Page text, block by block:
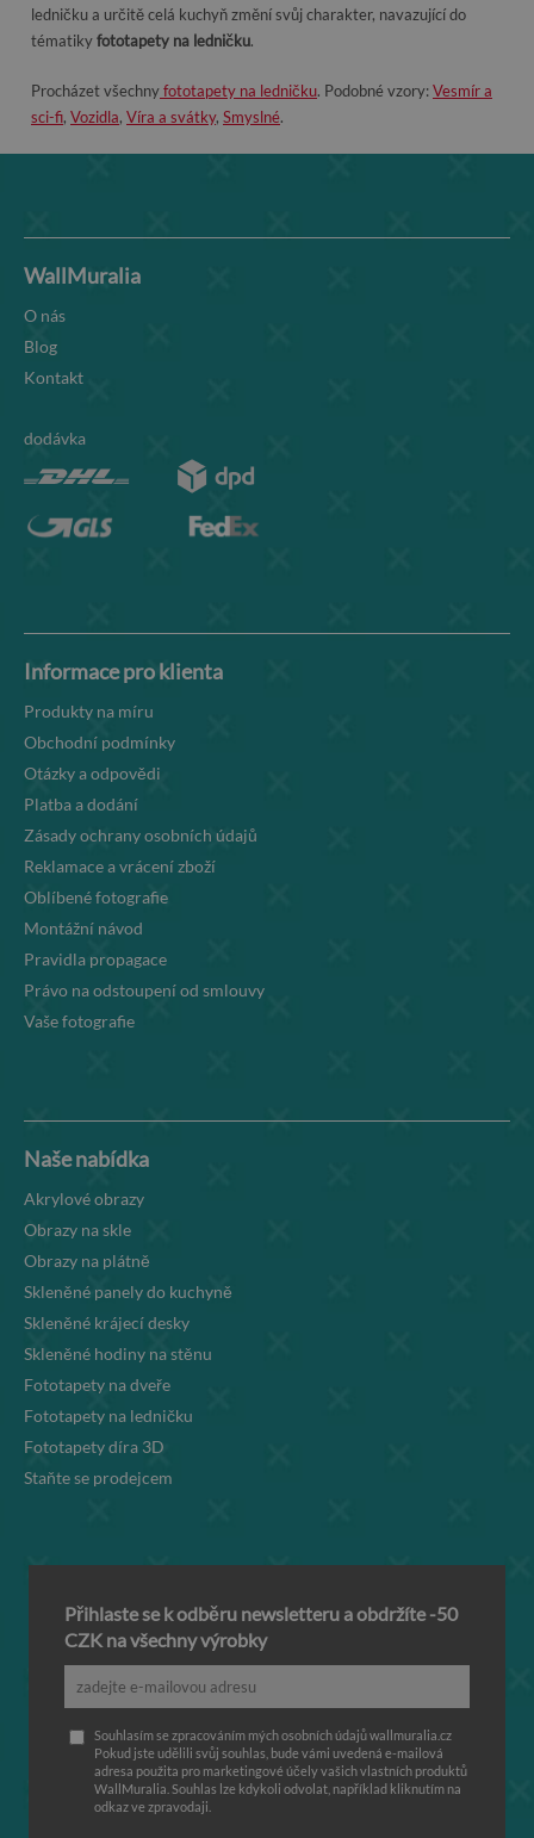
ledničku a určitě celá kuchyň změní svůj charakter, navazující do
tématikyfototapety na ledničku.
Procházet všechnyfototapety na ledničku. Podobné vzory:Vesmír a
sci-fi, Vozidla, Víra a svátky, Smyslné.
WallMuralia
O nás
Blog
Kontakt
dodávka
Informace pro klienta
Produkty na míru
Obchodní podmínky
Otázky a odpovědi
Platba a dodání
Zásady ochrany osobních údajů
Reklamace a vrácení zboží
Oblíbené fotografie
Montážní návod
Pravidla propagace
Právo na odstoupení od smlouvy
Vaše fotografie
Naše nabídka
Akrylové obrazy
Obrazy na skle
Obrazy na plátně
Skleněné panely do kuchyně
Skleněné krájecí desky
Skleněné hodiny na stěnu
Fototapety na dveře
Fototapety na ledničku
Fototapety díra 3D
Staňte se prodejcem
Přihlaste se k odběru newsletteru a obdržíte -50
CZK na všechny výrobky
Souhlasím se zpracováním mých osobních údajů wallmuralia.cz
Pokud jste udělili svůj souhlas, bude vámi uvedená e-mailová
adresa použita pro marketingové účely vašich vlastních produktů
WallMuralia. Souhlas lze kdykoli odvolat, například kliknutím na
odkaz ve zpravodaji.